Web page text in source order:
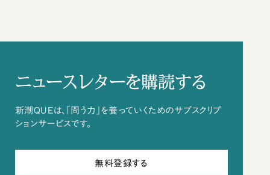
ニュースレターを購読する
新潮QUEは、「問う力」を養っていくためのサブスクリプ
ションサービスです。
無料登録する